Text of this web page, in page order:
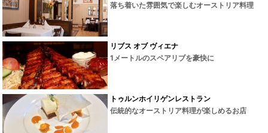
落ち着いた雰囲気で楽しむオーストリア料理
リブス オブ ヴィエナ
1メートルのスペアリブを豪快に
トゥルンホイリゲンレストラン
伝統的なオーストリア料理が楽しめるお店